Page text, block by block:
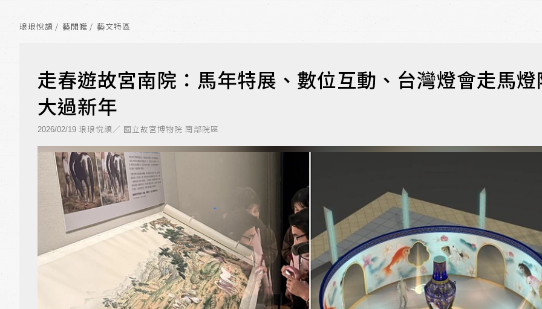
琅琅悅讀 藝開罐 藝文特區
走春遊故宮南院：馬年特展、數位互動、台灣燈會走馬
大過新年
2026/02/19 琅琅悅讀／ 國立故宮博物院 南部院區